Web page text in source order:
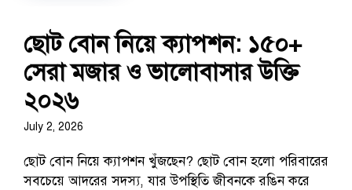
ছোট বোন নিয়ে ক্যাপশন: ১৫০+
সেরা মজার ও ভালোবাসার উক্তি
২০২৬
July 2, 2026
ছোট বোন নিয়ে ক্যাপশন খুঁজছেন? ছোট বোন হলো পরিবারের
সবচেয়ে আদরের সদস্য, যার উপস্থিতি জীবনকে রঙিন করে